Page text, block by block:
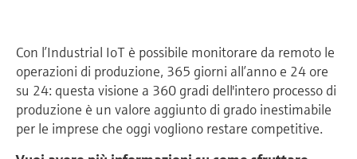
Con l’Industrial IoT è possibile monitorare da remoto le
operazioni di produzione, 365 giorni all’anno e 24 ore
su 24: questa visione a 360 gradi dell'intero processo di
produzione è un valore aggiunto di grado inestimabile
per le imprese che oggi vogliono restare competitive.